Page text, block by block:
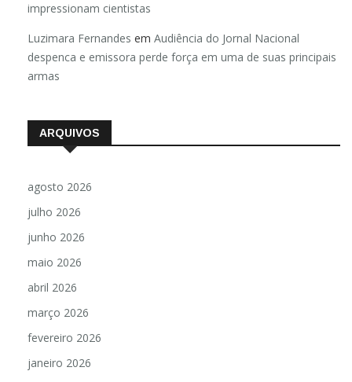
impressionam cientistas
Luzimara Fernandes em Audiência do Jornal Nacional
despenca e emissora perde força em uma de suas principais
armas
ARQUIVOS
agosto 2026
julho 2026
junho 2026
maio 2026
abril 2026
março 2026
fevereiro 2026
janeiro 2026